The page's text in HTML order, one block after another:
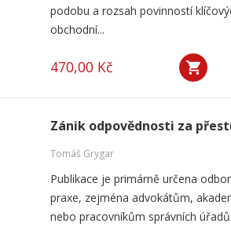
podobu a rozsah povinností
obchodní...
470,00 Kč
Zánik odpovědnosti za
Tomáš Grygar
Publikace je primárně určena
praxe, zejména advokátům,
nebo pracovníkům správních